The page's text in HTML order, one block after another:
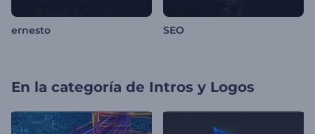
ernesto SEO
En la categoría de Intros y Logos